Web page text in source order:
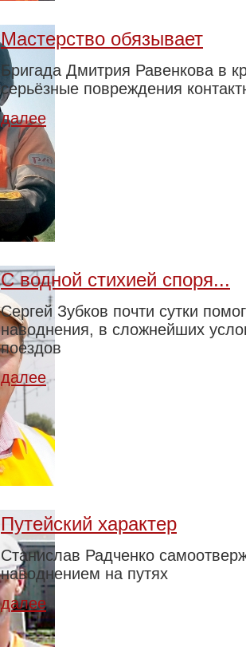
Мастерство обязывает
Бригада Дмитрия Равенкова в
серьёзные повреждения
далее
С водной стихией споря...
Сергей Зубков почти сутки
наводнения, в сложнейших
поездов
далее
Путейский характер
Станислав Радченко
наводнением на путях
далее